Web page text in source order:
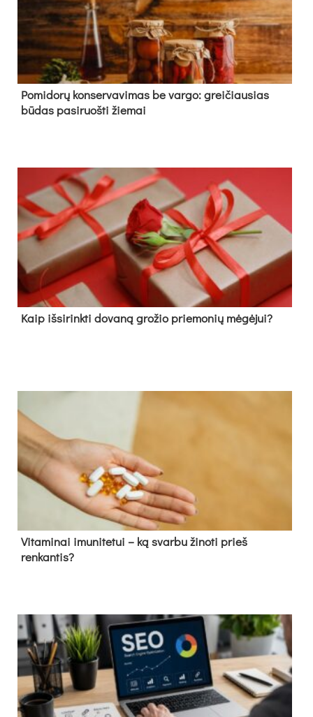
Pomidorų konservavimas be vargo: greičiausias
būdas pasiruošti žiemai
Kaip išsirinkti dovaną grožio priemonių mėgėjui?
Vitaminai imunitetui – ką svarbu žinoti prieš
renkantis?